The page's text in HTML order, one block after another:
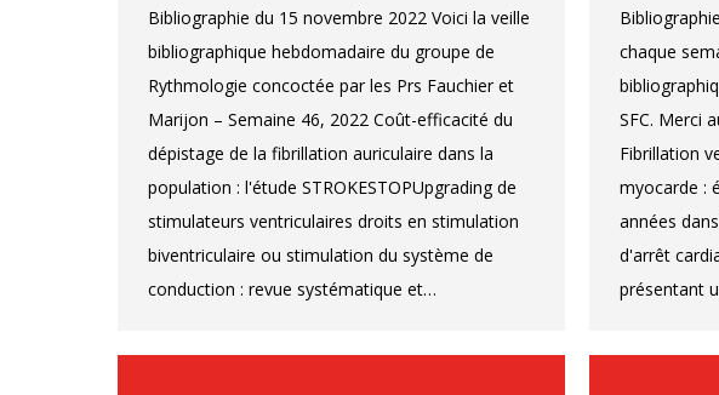
Bibliographie du 15 novembre 2022 Voici la veille
bibliographique hebdomadaire du groupe de
Rythmologie concoctée par les Prs Fauchier et
Marijon – Semaine 46, 2022 Coût-efficacité du
dépistage de la fibrillation auriculaire dans la
population : l'étude STROKESTOPUpgrading de
stimulateurs ventriculaires droits en stimulation
biventriculaire ou stimulation du système de
conduction : revue systématique et…
chaque
SFC. Merci
Fibrillation
myocarde :
années
d'arrêt
présentant